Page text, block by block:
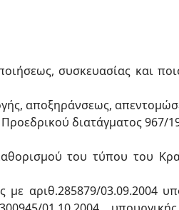
συσκευασίας και
αποξηράνσεως,
διατάγματος 967/
του τύπου του
αριθ.285879/03.09.2004